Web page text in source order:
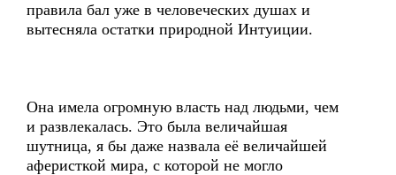
правила бал уже в человеческих душах и
вытесняла остатки природной Интуиции.
Она имела огромную власть над людьми, чем
и развлекалась. Это была величайшая
шутница, я бы даже назвала её величайшей
аферисткой мира, с которой не могло